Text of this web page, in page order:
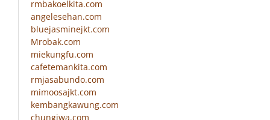
rmbakoelkita.com
angelesehan.com
bluejasminejkt.com
Mrobak.com
miekungfu.com
cafetemankita.com
rmjasabundo.com
mimoosajkt.com
kembangkawung.com
chungiwa.com